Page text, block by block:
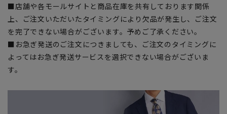
■店舗や各モールサイトと商品在庫を共有しております関係
上、ご注文いただいたタイミングにより欠品が発生し、ご注文
を完了できない場合がございます。予めご了承ください。
■お急ぎ発送のご注文につきましても、ご注文のタイミングに
よってはお急ぎ発送サービスを選択できない場合がございま
す。